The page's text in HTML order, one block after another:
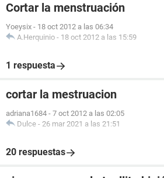
Cortar la menstruación
Yoeysix - 18 oct 2012 a las 06:34
A.Herquinio - 18 oct 2012 a las 15:59
1 respuesta
cortar la mestruacion
adriana1684 - 7 oct 2012 a las 02:05
Dulce - 26 mar 2021 a las 21:51
20 respuestas